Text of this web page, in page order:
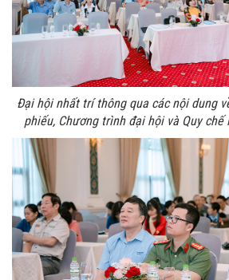
Đại hội nhất trí thông qua các nội dung
phiếu, Chương trình đại hội và Quy